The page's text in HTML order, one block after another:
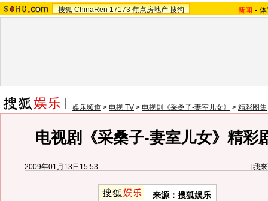
搜狐 ChinaRen 17173 焦点房地产 搜狗 新闻 -
娱乐频道 > 电视 TV > 电视剧《采桑子-妻室儿女》 > 精彩图集
电视剧《采桑子-妻室儿女》精
2009年01月13日15:53 [我
来源：搜狐娱乐